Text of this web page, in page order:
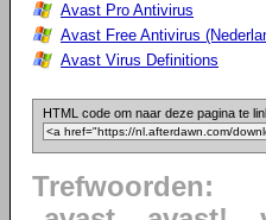
Avast Pro Antivirus
Avast Free Antivirus
Avast Virus Definitions
HTML code om naar deze pagina te
Trefwoorden: